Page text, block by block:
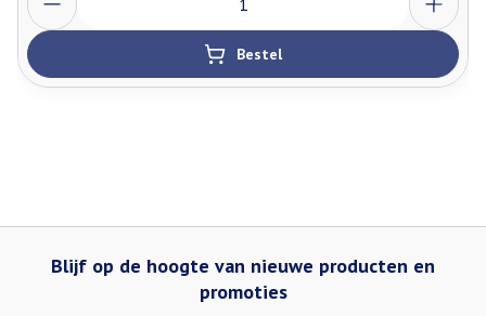
Bestel
Blijf op de hoogte van nieuwe producten en
promoties